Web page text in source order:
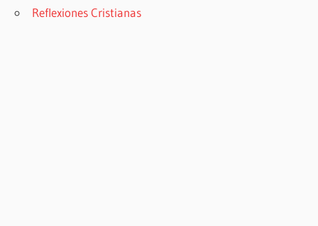
Reflexiones Cristianas